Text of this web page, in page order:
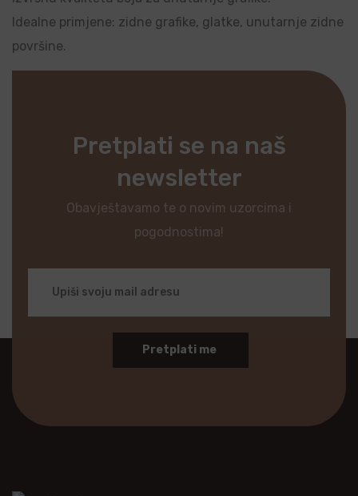
Idealne primjene: zidne grafike, glatke, unutarnje zidne
površine.
Pretplati se na naš
newsletter
Obavještavamo te o novim uzorcima i
pogodnostima!
Pretplati me